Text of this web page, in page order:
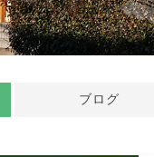
ブログ